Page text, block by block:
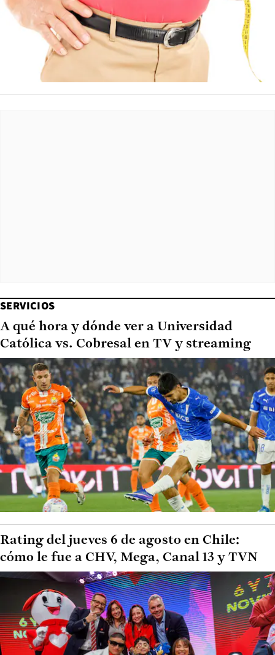
SERVICIOS
A qué hora y dónde ver a Universidad
Católica vs. Cobresal en TV y streaming
Rating del jueves 6 de agosto en Chile:
cómo le fue a CHV, Mega, Canal 13 y TVN